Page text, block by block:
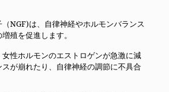
NGF)は、自律神経やホルモンバランス
殖を促進します。
性ホルモンのエストロゲンが急激に減
が崩れたり、自律神経の調節に不具合